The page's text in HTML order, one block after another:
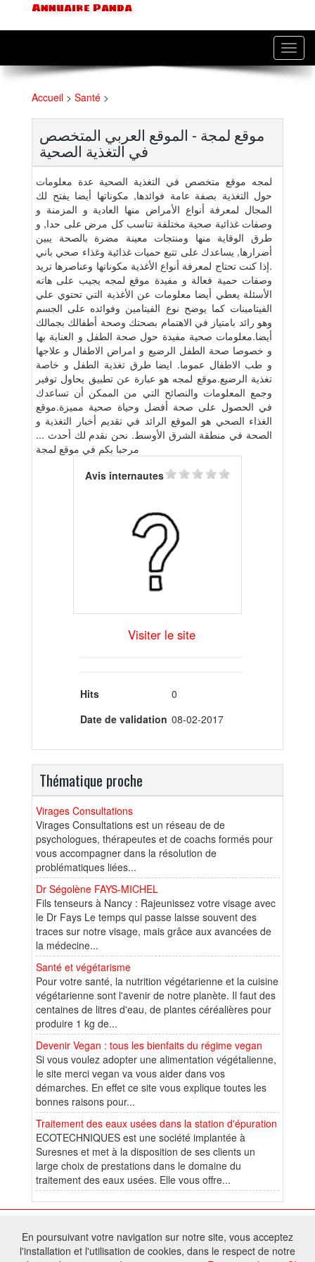
Annuaire Panda
Accueil > Santé >
موقع لمجة - الموقع العربي المتخصص
في التغذية الصحية
لمجه موقع متخصص في التغذية الصحية عدة معلومات
حول التغذية بصفة عامة فوائدها, مكوناتها أيضا يفتح لك
المجال لمعرفة أنواع الأمراض منها العادية و المزمنة و
وصفات غذائية صحية مختلفة تناسب كل مرض على حدا, و
طرق الوقاية منها ومنتجات معينة مضرة بالصحة يبين
أضرارها, يساعدك على تتبع حميات غذائية وغذاء صحي باني
.إذا كنت تحتاج لمعرفة أنواع الأغذية مكوناتها وعناصرها تريد
وصفات حمية فعالة و مفيدة موقع لمجه يجيب على هاته
الأسئلة يعطي أيضا معلومات عن الأغذية التي تحتوي علي
الفيتامينات كما يوضح نوع الفيتامين وفوائده على الجسم
وهو رائد بامتياز في الاهتمام بصحتك وصحة أطفالك بجمالك
أيضا.معلومات صحية مفيدة حول صحة الطفل و العناية بها
و خصوصا صحة الطفل الرضيع و امراض الاطفال و علاجها
و طب الاطفال عموما. ايضا طرق تغذية الطفل و خاصة
تغذية الرضيع.موقع لمجه هو عبارة عن تطبيق يحاول توفير
وجمع المعلومات والنصائح التي من الممكن أن تساعدك
في الحصول على صحة أفضل وحياة صحية مميزة.موقع
الغذاء الصحي هو الموقع الرائد في تقديم أخبار التغذية و
الصحة في منطقة الشرق الأوسط. نحن نقدم لك أحدث ...
مرحبا بكم في موقع لمجة
Avis internautes
Visiter le site
Hits
0
Date de validation 08-02-2017
Thématique proche
Virages Consultations
Virages Consultations est un réseau de de
psychologues, thérapeutes et de coachs formés pour
vous accompagner dans la résolution de
problématiques liées...
Dr Ségolène FAYS-MICHEL
Fils tenseurs à Nancy : Rajeunissez votre visage avec
le Dr Fays Le temps qui passe laisse souvent des
traces sur notre visage, mais grâce aux avancées de
la médecine...
Santé et végétarisme
Pour votre santé, la nutrition végétarienne et la cuisine
végétarienne sont l'avenir de notre planète. Il faut des
centaines de litres d'eau, de plantes céréalières pour
produire 1 kg de...
Devenir Vegan : tous les bienfaits du régime vegan
Si vous voulez adopter une alimentation végétalienne,
le site merci vegan va vous aider dans vos
démarches. En effet ce site vous explique toutes les
bonnes raisons pour...
Traitement des eaux usées dans la station d'épuration
ECOTECHNIQUES est une société implantée à
Suresnes et met à la disposition de ses clients un
large choix de prestations dans le domaine du
traitement des eaux usées. Elle vous offre...
FontAwesome
Tous droits réservés - Toute reproduction du contenu de ce site, même
En poursuivant votre navigation sur notre site, vous acceptez
l'installation et l'utilisation de cookies, dans le respect de notre